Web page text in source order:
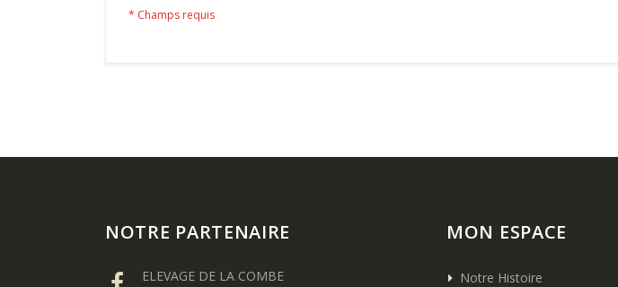
NOTRE PARTENAIRE
ELEVAGE DE LA COMBE
MON ESPACE
Notre Histoire